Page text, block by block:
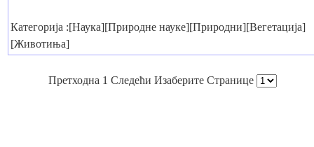
Категорија :[Наука][Природне науке][Природни][Вегетација]
[Животиња]
Претходна 1 Следећи Изаберите Странице